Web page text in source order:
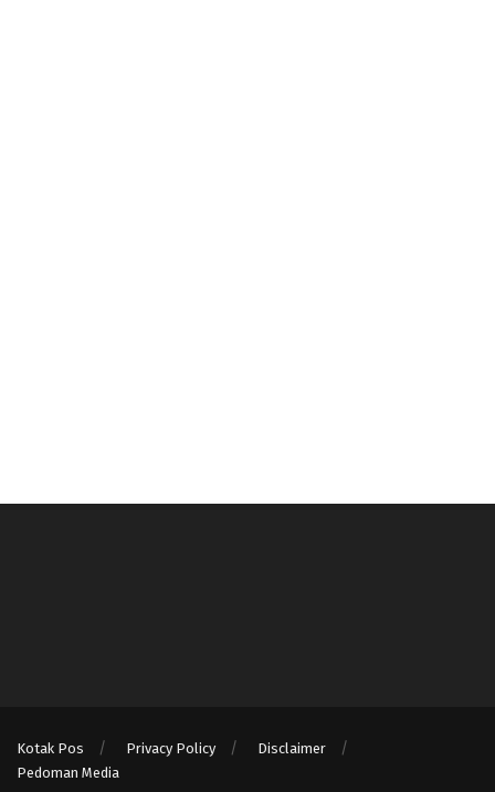
Kotak Pos Privacy Policy
Disclaimer
Pedoman Media